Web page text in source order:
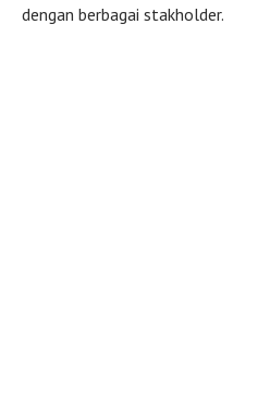
dengan berbagai stakholder.